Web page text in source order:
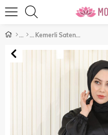
Kemerli Saten Abiye Siyah 19191